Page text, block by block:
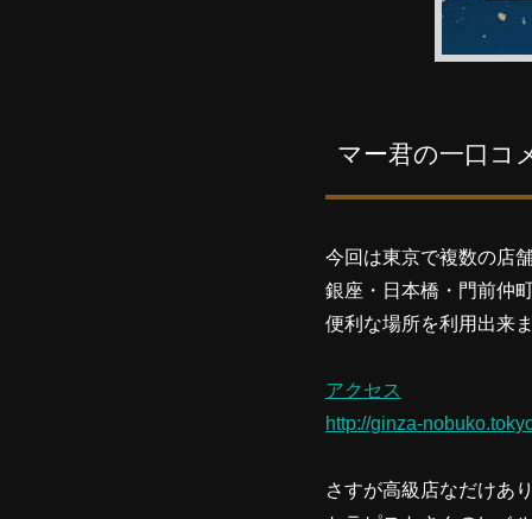
マー君の一口コ
今回は東京で複数の店
銀座・日本橋・門前仲
便利な場所を利用出来ま
アクセス
http://ginza-
さすが高級店なだけあ